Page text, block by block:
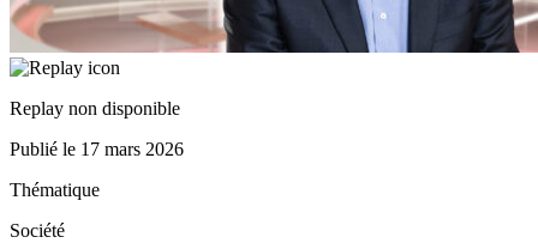
Replay non disponible
Publié le 17 mars 2026
Thématique
Société